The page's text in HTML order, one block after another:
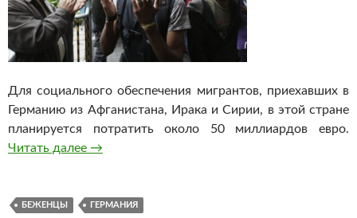
Для социального обеспечения мигрантов, приехавших в
Германию из Афганистана, Ирака и Сирии, в этой стране
планируется потратить около 50 миллиардов евро.
Читать далее В Германии потратят более 50 миллиардов
→
БЕЖЕНЦЫ ГЕРМАНИЯ